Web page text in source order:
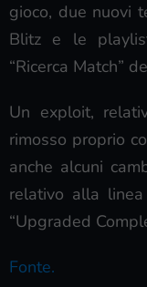
gioco, due nuovi
Blitz e le
“Ricerca Match”
Un exploit,
rimosso proprio
anche alcuni
relativo alla
“Upgraded
Fonte.